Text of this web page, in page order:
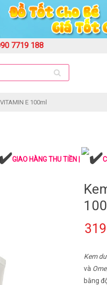
7719 188
E 100ml
GIAO HÀNG THU TIỀN |
Kem
và
bằng